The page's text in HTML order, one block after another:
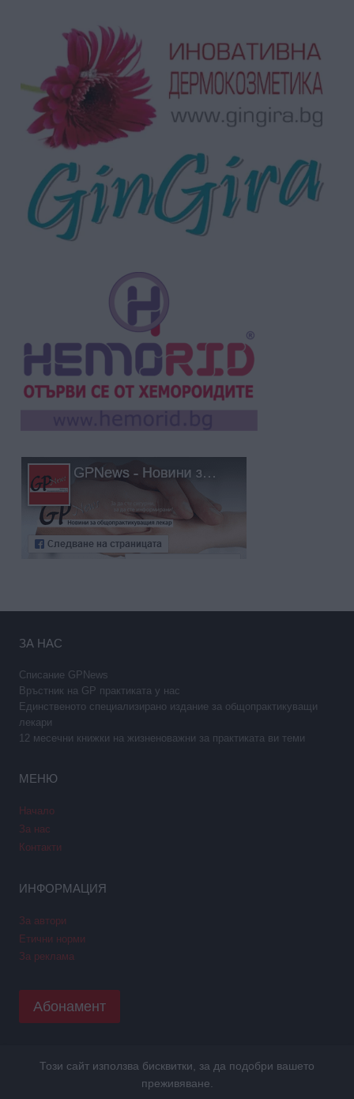
ЗА НАС
Списание GPNews
Връстник на GP практиката у нас
Единственото специализирано издание за общопрактикуващи
лекари
12 месечни книжки на жизненоважни за практиката ви теми
МЕНЮ
Начало
За нас
Контакти
ИНФОРМАЦИЯ
За автори
Етични норми
За реклама
Абонамент
Copyright © 2026 GPNews. Всички права запазени.
Този сайт използва бисквитки, за да подобри вашето
преживяване.